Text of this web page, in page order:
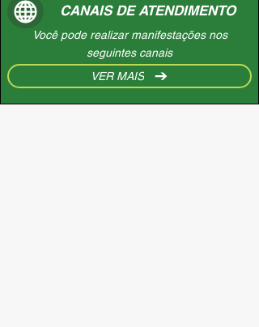
CANAIS DE ATENDIMENTO
Você pode realizar manifestações nos
seguintes canais
VER MAIS